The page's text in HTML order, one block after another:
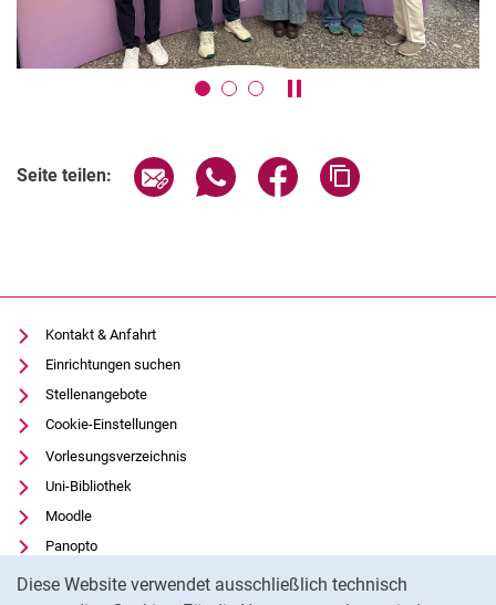
Diese Website verwendet ausschließlich technisch
Karussell anhalten /
Seite teilen: Seite über E-Mail teilen
Seite über WhatsApp teilen
Seite über Facebook
Kontakt & Anfahrt
Einrichtungen suchen
Stellenangebote
Cookie-Einstellungen
Vorlesungsverzeichnis
Uni-Bibliothek
Moodle
Panopto
Datenschutz